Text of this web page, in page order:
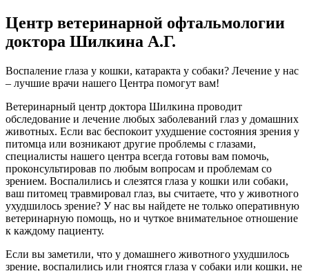
Центр ветеринарной офтальмологии
доктора Шилкина А.Г.
Воспаление глаза у кошки, катаракта у собаки? Лечение у нас
– лучшие врачи нашего Центра помогут вам!
Ветеринарный центр доктора Шилкина проводит
обследование и лечение любых заболеваний глаз у домашних
животных. Если вас беспокоит ухудшение состояния зрения у
питомца или возникают другие проблемы с глазами,
специалисты нашего центра всегда готовы вам помочь,
проконсультировав по любым вопросам и проблемам со
зрением. Воспалились и слезятся глаза у кошки или собаки,
ваш питомец травмировал глаз, вы считаете, что у животного
ухудшилось зрение? У нас вы найдете не только оперативную
ветеринарную помощь, но и чуткое внимательное отношение
к каждому пациенту.
Если вы заметили, что у домашнего животного ухудшилось
зрение, воспалились или гноятся глаза у собаки или кошки, не